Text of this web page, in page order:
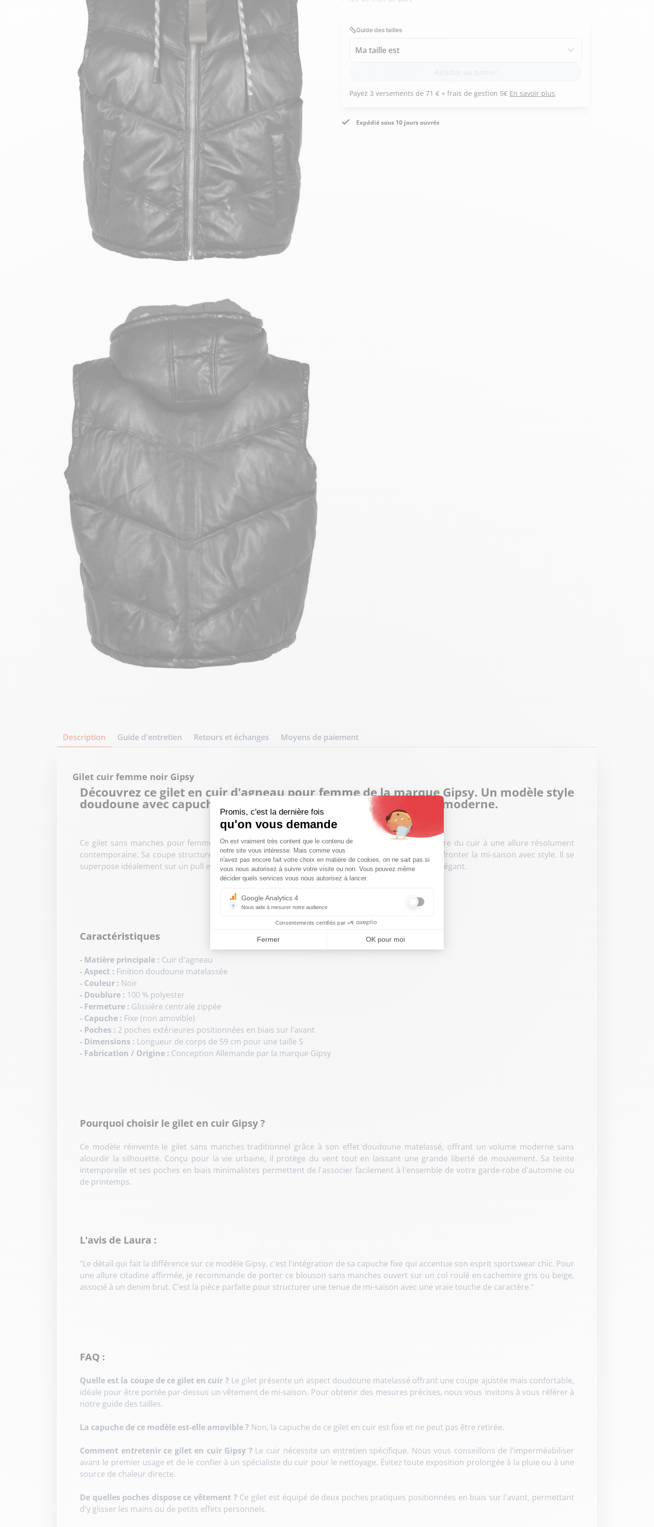
Promis, c'est la dernière fois
qu'on vous demande
Plateforme de Gestion du Consentement : Personnalisez vos Options
On est vraiment très content que le contenu de
notre site vous intéresse. Mais comme vous
n'avez pas encore fait votre choix en matière de cookies, on ne sait pas si
vous nous autorisez à suivre votre visite ou non. Vous pouvez même
décider quels services vous nous autorisez à lancer.
?
Google Analytics 4
Nous aide à mesurer notre audience
Consentements certifiés par
Fermer OK pour moi
Axeptio consent
Bomber cuir
Blouson aviateur cuir
Gilets cuir & fourrure
Pantalons, robes et jupes
cuir
Pantalon cuir
Jupe
Cadeaux pour elle
Bomber cuir & blouson
Teddy
Accessoires Cadeaux pour lui
Bottes cuir femme
Bottines femme cuir
Santiags
Maroquinerie
Accessoires
Mayura Daytona73
24h Le Mans Cockpit USA Arthur et Aston
Patrouille de
France
Marine
Nationale
Armée de l'air et
de l'espace
American College Top Gun®
Guide des tailles
Ma taille est
Payez 3 versements de 71 € + frais de gestion 5€ En savoir plus
Expédié sous 10 jours ouvrés
Description Guide d'entretien Retours et échanges Moyens de paiement
Gilet cuir femme noir Gipsy
Découvrez ce gilet en cuir d'agneau pour femme de la marque Gipsy. Un modèle style
doudoune avec capuche, idéal pour parfaire un look urbain et moderne.
Ce gilet sans manches pour femme adopte un aspect doudoune matelassé, associant le caractère du cuir à une allure résolument
contemporaine. Sa coupe structurée et sa capuche intégrée en font une pièce maîtresse pour affronter la mi-saison avec style. Il se
superpose idéalement sur un pull en maille fine ou un sweat pour créer un contraste de textures élégant.
Caractéristiques
- Matière principale : Cuir d'agneau
- Aspect : Finition doudoune matelassée
- Couleur : Noir
- Doublure : 100 % polyester
- Fermeture : Glissière centrale zippée
- Capuche : Fixe (non amovible)
- Poches : 2 poches extérieures positionnées en biais sur l'avant
- Dimensions : Longueur de corps de 59 cm pour une taille S
- Fabrication / Origine : Conception Allemande par la marque Gipsy
Pourquoi choisir le gilet en cuir Gipsy ?
Ce modèle réinvente le gilet sans manches traditionnel grâce à son effet doudoune matelassé, offrant un volume moderne sans
alourdir la silhouette. Conçu pour la vie urbaine, il protège du vent tout en laissant une grande liberté de mouvement. Sa teinte
intemporelle et ses poches en biais minimalistes permettent de l'associer facilement à l'ensemble de votre garde-robe d'automne ou
de printemps.
L'avis de Laura :
"Le détail qui fait la différence sur ce modèle Gipsy, c'est l'intégration de sa capuche fixe qui accentue son esprit sportswear chic. Pour
une allure citadine affirmée, je recommande de porter ce blouson sans manches ouvert sur un col roulé en cachemire gris ou beige,
associé à un denim brut. C'est la pièce parfaite pour structurer une tenue de mi-saison avec une vraie touche de caractère."
FAQ :
Quelle est la coupe de ce gilet en cuir ? Le gilet présente un aspect doudoune matelassé offrant une coupe ajustée mais confortable,
idéale pour être portée par-dessus un vêtement de mi-saison. Pour obtenir des mesures précises, nous vous invitons à vous référer à
notre guide des tailles.
La capuche de ce modèle est-elle amovible ? Non, la capuche de ce gilet en cuir est fixe et ne peut pas être retirée.
Comment entretenir ce gilet en cuir Gipsy ? Le cuir nécessite un entretien spécifique. Nous vous conseillons de l'imperméabiliser
avant le premier usage et de le confier à un spécialiste du cuir pour le nettoyage. Évitez toute exposition prolongée à la pluie ou à une
source de chaleur directe.
De quelles poches dispose ce vêtement ? Ce gilet est équipé de deux poches pratiques positionnées en biais sur l'avant, permettant
d'y glisser les mains ou de petits effets personnels.